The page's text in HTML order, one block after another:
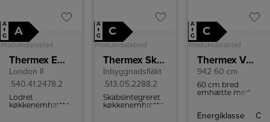
A
↑
G
A
Produktdatablad
Thermex Emhætte London II
London II
.540.41.2478.2
Lodret
køkkenemhætte
A
↑
G
C
Produktdatablad
Thermex Skabsintegreret emhætte TFM 180
Inbyggnadsfläkt
.513.05.2288.2
Skabsintegreret
køkkenemhætte
A
↑
G
C
Produktdatablad
Thermex Væghængt emhætte
942 60 cm
60 cm bred
emhætte med
Energiklasse
C